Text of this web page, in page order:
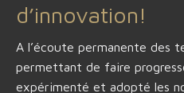
d’innovation!
A l’écoute permanente des
permettant de faire
expérimenté et adopté les